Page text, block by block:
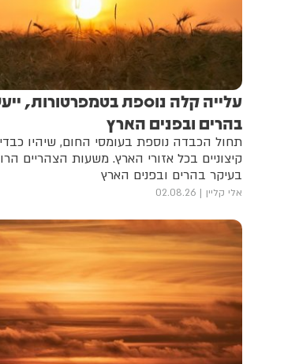
עלייה קלה נוספת בטמפרטורות,
בהרים ובפנים הארץ
תחול הכבדה נוספת בעומסי החום, שיהיו
קיצוניים בכל אזורי הארץ. משעות הצהריים
בעיקר בהרים ובפנים הארץ
אלי קליין 02.08.26